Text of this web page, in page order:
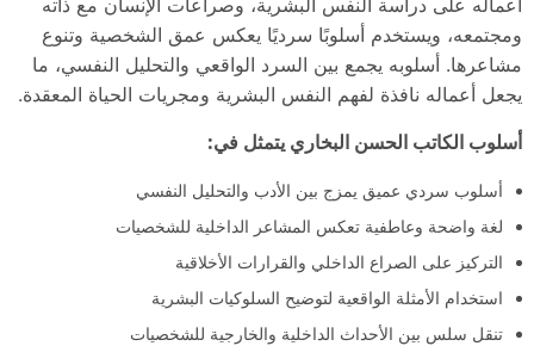
ومجتمعه، ويستخدم أسلوبًا سرديًا يعكس عمق الشخصية وتنوع
مشاعرها. أسلوبه يجمع بين السرد الواقعي والتحليل النفسي، ما
يجعل أعماله نافذة لفهم النفس البشرية ومجريات الحياة المعقدة.
أسلوب الكاتب الحسن البخاري يتمثل في:
أسلوب سردي عميق يمزج بين الأدب والتحليل النفسي
لغة واضحة وعاطفية تعكس المشاعر الداخلية للشخصيات
التركيز على الصراع الداخلي والقرارات الأخلاقية
استخدام الأمثلة الواقعية لتوضيح السلوكيات البشرية
تنقل سلس بين الأحداث الداخلية والخارجية للشخصيات